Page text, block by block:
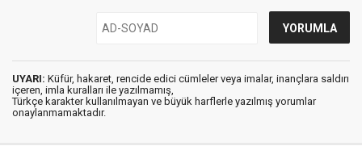
UYARI: Küfür, hakaret, rencide edici cümleler veya imalar, inançlara saldırı
içeren, imla kuralları ile yazılmamış,
Türkçe karakter kullanılmayan ve büyük harflerle yazılmış yorumlar
onaylanmamaktadır.